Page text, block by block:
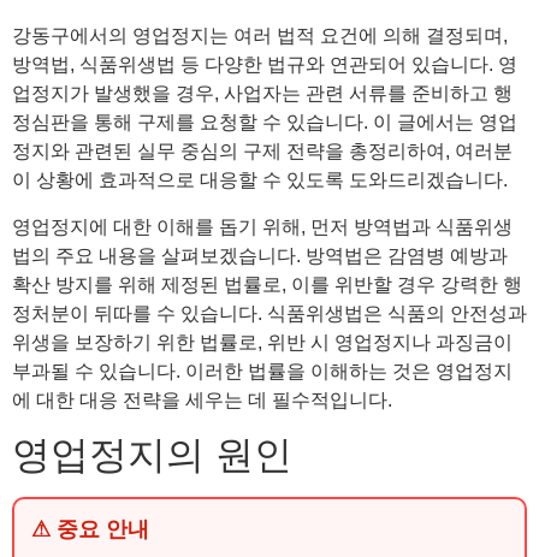
강동구에서의 영업정지는 여러 법적 요건에 의해 결정되며,
방역법, 식품위생법 등 다양한 법규와 연관되어 있습니다. 영
업정지가 발생했을 경우, 사업자는 관련 서류를 준비하고 행
정심판을 통해 구제를 요청할 수 있습니다. 이 글에서는 영업
정지와 관련된 실무 중심의 구제 전략을 총정리하여, 여러분
이 상황에 효과적으로 대응할 수 있도록 도와드리겠습니다.
영업정지에 대한 이해를 돕기 위해, 먼저 방역법과 식품위생
법의 주요 내용을 살펴보겠습니다. 방역법은 감염병 예방과
확산 방지를 위해 제정된 법률로, 이를 위반할 경우 강력한 행
정처분이 뒤따를 수 있습니다. 식품위생법은 식품의 안전성과
위생을 보장하기 위한 법률로, 위반 시 영업정지나 과징금이
부과될 수 있습니다. 이러한 법률을 이해하는 것은 영업정지
에 대한 대응 전략을 세우는 데 필수적입니다.
영업정지의 원인
⚠ 중요 안내